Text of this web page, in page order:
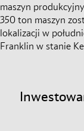
maszyn
350 ton maszyn
lokalizacji w
Franklin w stanie